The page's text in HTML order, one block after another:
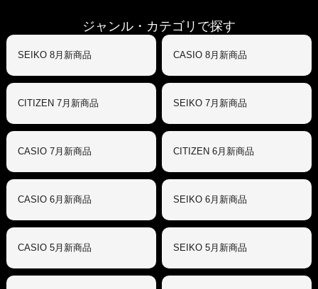
ジャンル・カテゴリで探す
SEIKO 8月新商品 CASIO 8月新商品
CITIZEN 7月新商品 SEIKO 7月新商品
CASIO 7月新商品 CITIZEN 6月新商品
CASIO 6月新商品 SEIKO 6月新商品
CASIO 5月新商品 SEIKO 5月新商品